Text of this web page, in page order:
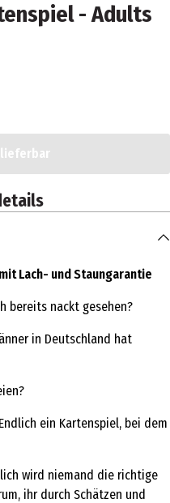
- Adults
Lach- und Staungarantie
bereits nackt gesehen?
in Deutschland hat
ein Kartenspiel, bei dem
wird niemand die richtige
ihr durch Schätzen und